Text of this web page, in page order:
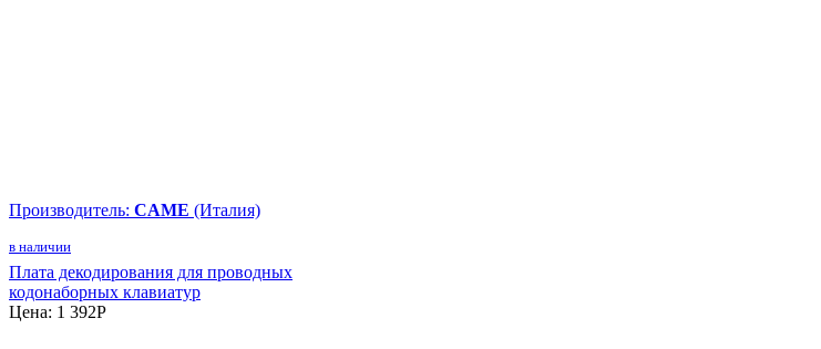
Производитель: CAME (Италия)
в наличии
Плата декодирования для проводных
кодонаборных клавиатур
Цена: 1 392P